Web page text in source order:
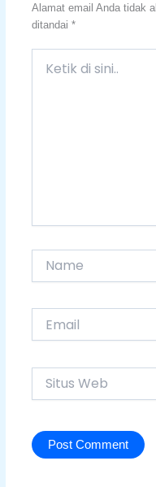
Alamat email Anda tidak
ditandai *
Web